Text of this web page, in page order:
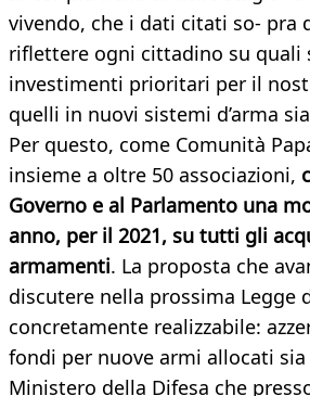
vivendo, che i dati citati so- pra
riflettere ogni cittadino su quali
investimenti prioritari per il
quelli in nuovi sistemi d’arma
Per questo, come Comunità
insieme a oltre 50 associazioni,
Governo e al Parlamento una
anno, per il 2021, su tutti gli
armamenti. La proposta che
discutere nella prossima Legge
concretamente realizzabile:
fondi per nuove armi allocati
Ministero della Difesa che